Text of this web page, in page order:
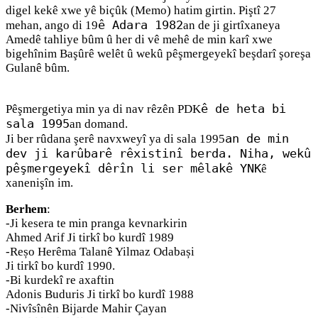
digel kekê xwe yê biçûk (Memo) hatim girtin. Piştî 27
mehan, ango di 19ê Adara 1982an de ji girtîxaneya
Amedê tahliye bûm û her di vê mehê de min karî xwe
bigehînim Başûrê welêt û wekû pêşmergeyekî beşdarî şoreşa
Gulanê bûm.
Pêşmergetiya min ya di nav rêzên PDKê de heta bi
sala 1995an domand.
Ji ber rûdana şerê navxweyî ya di sala 1995an de min
dev ji karûbarê rêxistinî berda. Niha, wekû
pêşmergeyekî dêrîn li ser mêlakê YNKê
xanenişîn im.
Berhem:
-Ji kesera te min pranga kevnarkirin
Ahmed Arif Ji tirkî bo kurdî 1989
-Reșo Herêma Talanê Yilmaz Odabași
Ji tirkî bo kurdî 1990.
-Bi kurdekî re axaftin
Adonis Buduris Ji tirkî bo kurdî 1988
-Nivîsînên Bijarde Mahir Çayan